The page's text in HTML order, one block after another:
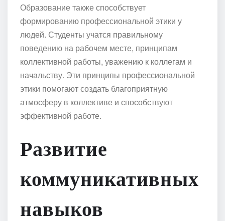
Образование также способствует
формированию профессиональной этики у
людей. Студенты учатся правильному
поведению на рабочем месте, принципам
коллективной работы, уважению к коллегам и
начальству. Эти принципы профессиональной
этики помогают создать благоприятную
атмосферу в коллективе и способствуют
эффективной работе.
Развитие
коммуникативных
навыков